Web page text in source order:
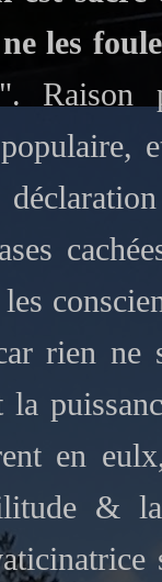
les
". Raison
rien
la
en
&